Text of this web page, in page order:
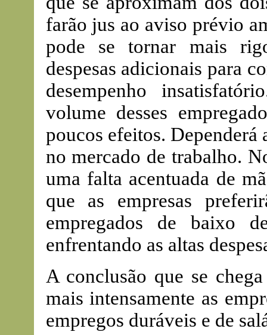
farão jus ao aviso prévio
pode se tornar mais
despesas adicionais para
desempenho
volume desses
poucos efeitos. Dependerá
no mercado de trabalho.
uma falta acentuada de
que as empresas
empregados de baixo
enfrentando as altas
A conclusão que se
mais intensamente as
empregos duráveis e de